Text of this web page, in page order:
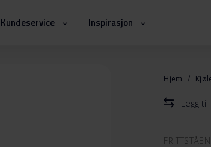
Kundeservice Inspirasjon
Hjem
Legg